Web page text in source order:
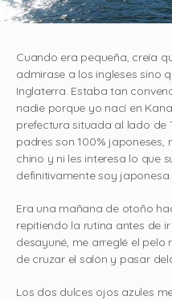
Cuando era pequeña, creía
admirase a los ingleses sino
Inglaterra. Estaba tan
nadie porque yo nací en
prefectura situada al lado de
padres son 100% japoneses,
chino y ni les interesa lo que
definitivamente soy japonesa.
Era una mañana de otoño
repitiendo la rutina antes de
desayuné, me arreglé el
de cruzar el salón y pasar
Los dos dulces ojos azules